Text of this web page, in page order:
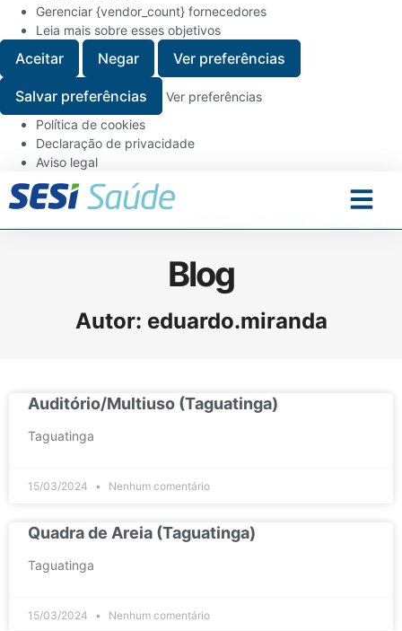
Gerenciar {vendor_count} fornecedores
Leia mais sobre esses objetivos
Aceitar Negar Ver preferências
Salvar preferências
Ver preferências
Política de cookies
Declaração de privacidade
Aviso legal
Blog
Autor: eduardo.miranda
Auditório/Multiuso (Taguatinga)
Taguatinga
15/03/2024 Nenhum comentário
Quadra de Areia (Taguatinga)
Taguatinga
15/03/2024 Nenhum comentário